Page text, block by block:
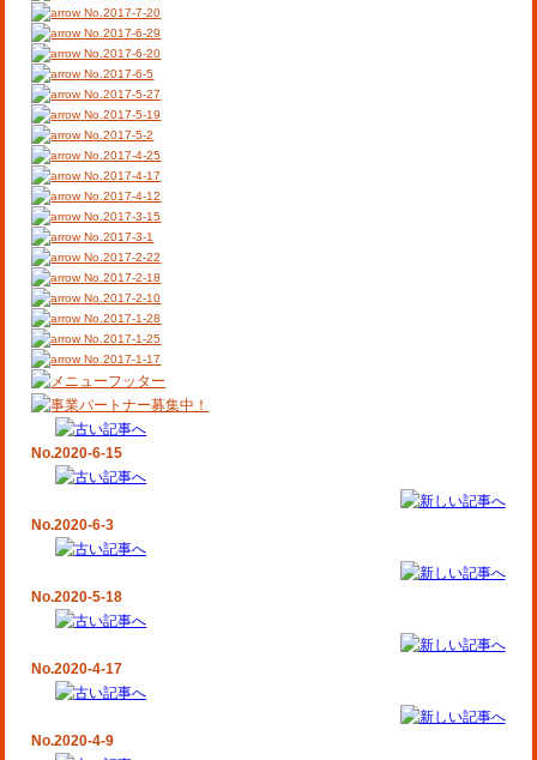
No.2017-7-20
No.2017-6-29
No.2017-6-20
No.2017-6-5
No.2017-5-27
No.2017-5-19
No.2017-5-2
No.2017-4-25
No.2017-4-17
No.2017-4-12
No.2017-3-15
No.2017-3-1
No.2017-2-22
No.2017-2-18
No.2017-2-10
No.2017-1-28
No.2017-1-25
No.2017-1-17
No.2020-6-15
No.2020-6-3
No.2020-5-18
No.2020-4-17
No.2020-4-9